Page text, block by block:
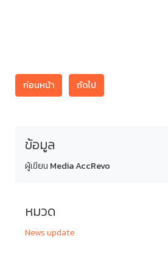
ก่อนหน้า ถัดไป
ข้อมูล
ผู้เขียน Media AccRevo
หมวด
News update